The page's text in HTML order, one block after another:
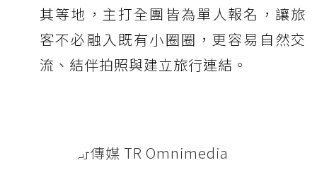
其等地，主打全團皆為單人報名，讓旅
客不必融入既有小圈圈，更容易自然交
流、結伴拍照與建立旅行連結。